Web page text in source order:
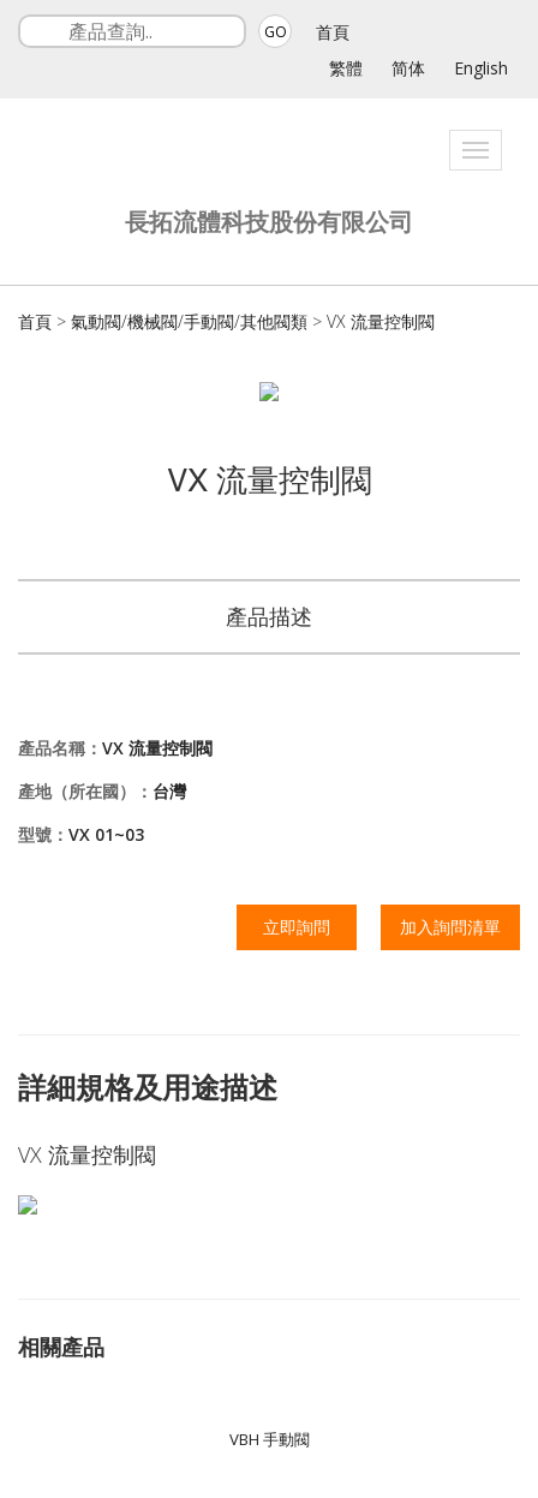
GO
首頁
繁體
简体 English
Toggle
長拓流體科技股份有限公司
首頁 > 氣動閥/機械閥/手動閥/其他閥類 > VX 流量控制閥
VX 流量控制閥
產品描述
產品名稱： VX 流量控制閥
產地（所在國）： 台灣
型號： VX 01~03
立即詢問 加入詢問清單
詳細規格及用途描述
VX 流量控制閥
相關產品
VBH 手動閥